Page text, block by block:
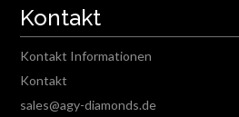
Kontakt
Kontakt Informationen
Kontakt
sales@agy-diamonds.de